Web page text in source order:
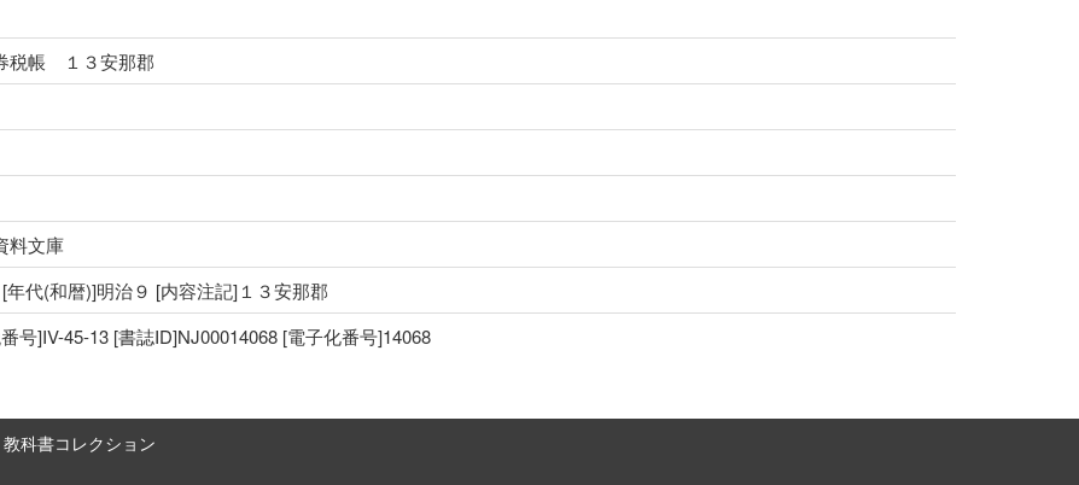
税帳 １３安那郡
料文庫
代(和暦)]明治９ [内容注記]１３安那郡
号]IV-45-13 [書誌ID]NJ00014068 [電子化番号]14068
教科書コレクション